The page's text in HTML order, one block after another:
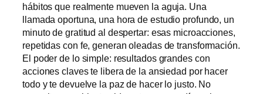
hábitos que realmente mueven la aguja. Una
llamada oportuna, una hora de estudio profundo, un
minuto de gratitud al despertar: esas microacciones,
repetidas con fe, generan oleadas de transformación.
El poder de lo simple: resultados grandes con
acciones claves te libera de la ansiedad por hacer
todo y te devuelve la paz de hacer lo justo. No